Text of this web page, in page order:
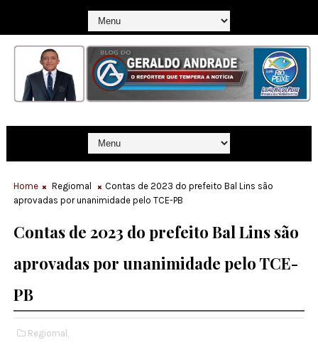
Home Regiomal
Contas de 2023 do prefeito Bal Lins são
aprovadas por unanimidade pelo TCE-PB
Contas de 2023 do prefeito Bal Lins são
aprovadas por unanimidade pelo TCE-
PB
Regiomal,